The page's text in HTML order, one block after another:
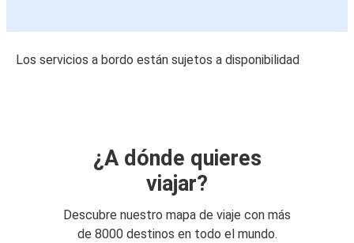
Los servicios a bordo están sujetos a disponibilidad
¿A dónde quieres
viajar?
Descubre nuestro mapa de viaje con más
de 8000 destinos en todo el mundo.